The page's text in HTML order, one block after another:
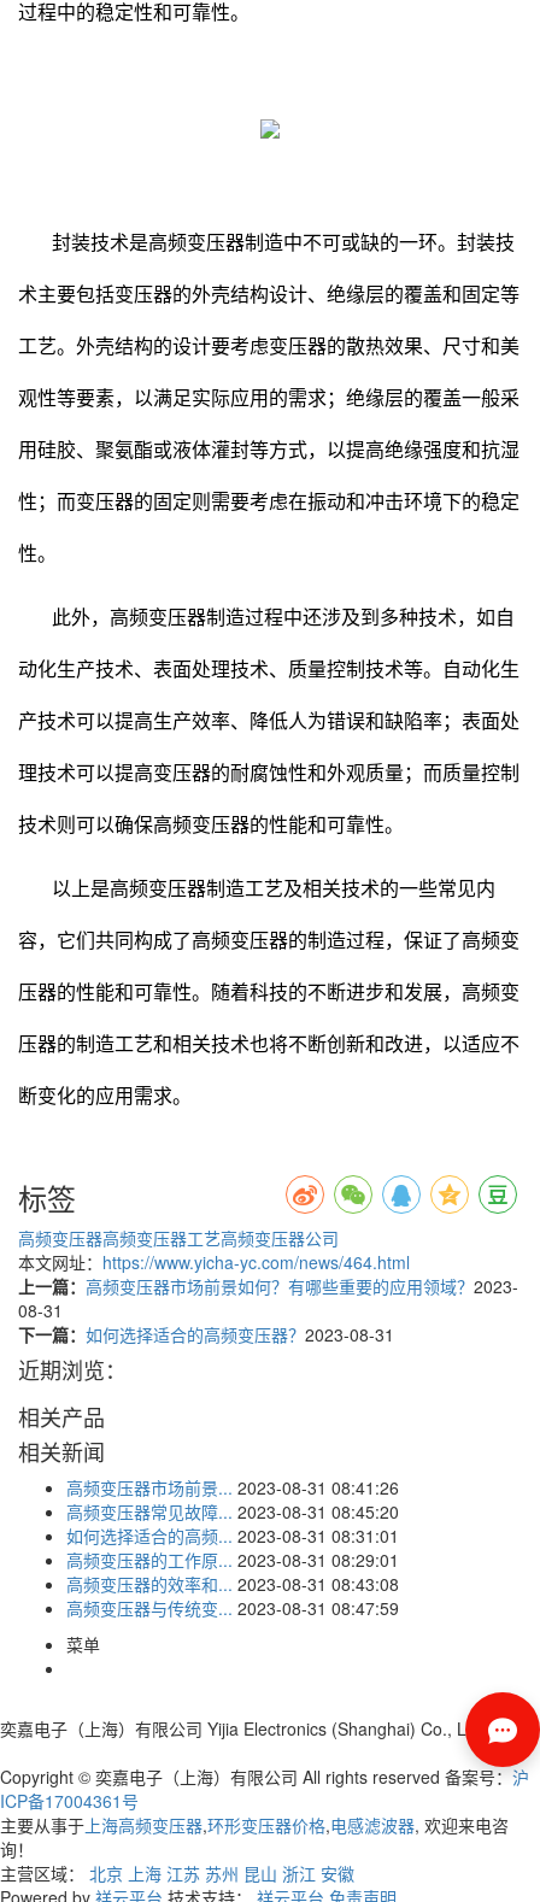
过程中的稳定性和可靠性。
封装技术是高频变压器制造中不可或缺的一环。封装技
术主要包括变压器的外壳结构设计、绝缘层的覆盖和固定等
工艺。外壳结构的设计要考虑变压器的散热效果、尺寸和美
观性等要素，以满足实际应用的需求；绝缘层的覆盖一般采
用硅胶、聚氨酯或液体灌封等方式，以提高绝缘强度和抗湿
性；而变压器的固定则需要考虑在振动和冲击环境下的稳定
性。
此外，高频变压器制造过程中还涉及到多种技术，如自
动化生产技术、表面处理技术、质量控制技术等。自动化生
产技术可以提高生产效率、降低人为错误和缺陷率；表面处
理技术可以提高变压器的耐腐蚀性和外观质量；而质量控制
技术则可以确保高频变压器的性能和可靠性。
以上是高频变压器制造工艺及相关技术的一些常见内
容，它们共同构成了高频变压器的制造过程，保证了高频变
压器的性能和可靠性。随着科技的不断进步和发展，高频变
压器的制造工艺和相关技术也将不断创新和改进，以适应不
断变化的应用需求。
标签
高频变压器高频变压器工艺高频变压器公司
本文网址： https://www.yicha-yc.com/news/464.html
上一篇： 高频变压器市场前景如何？有哪些重要的应用领域？ 2023-
08-31
下一篇： 如何选择适合的高频变压器？ 2023-08-31
近期浏览：
相关产品
相关新闻
高频变压器市场前景... 2023-08-31 08:41:26
高频变压器常见故障... 2023-08-31 08:45:20
如何选择适合的高频... 2023-08-31 08:31:01
高频变压器的工作原... 2023-08-31 08:29:01
高频变压器的效率和... 2023-08-31 08:43:08
高频变压器与传统变... 2023-08-31 08:47:59
菜单
奕嘉电子（上海）有限公司 Yijia Electronics (Shanghai) Co., Ltd
Copyright © 奕嘉电子（上海）有限公司 All rights reserved 备案号：沪
ICP备17004361号
主要从事于 上海高频变压器,环形变压器价格,电感滤波器, 欢迎来电咨
询！
主营区域： 北京 上海 江苏 苏州 昆山 浙江 安徽
Powered by 祥云平台 技术支持： 祥云平台 免责声明